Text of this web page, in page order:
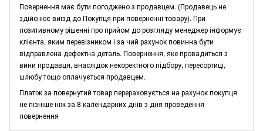
Повернення має бути погоджено з продавцем. (Продавець не
здійснює виїзд до Покупця при поверненні товару). При
позитивному рішенні про прийом до розгляду менеджер інформує
клієнта, яким перевізником і за чий рахунок повинна бути
відправлена дефектна деталь. Повернення, яке провадиться з
вини продавця, внаслідок некоректного підбору, пересортиці,
шлюбу тощо оплачується продавцем.
Платіж за повернутий товар перераховується на рахунок покупця
не пізніше ніж за 8 календарних днів з дня проведення
повернення